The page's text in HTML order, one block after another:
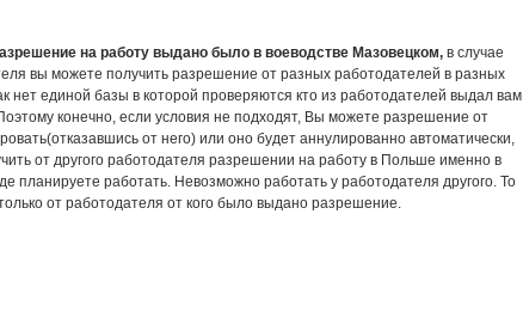
на работу выдано было в воеводстве Мазовецком, в случае
вы можете получить разрешение от разных работодателей в разных
нет единой базы в которой проверяются кто из работодателей выдал вам
конечно, если условия не подходят, Вы можете разрешение от
от него) или оно будет аннулированно автоматически,
от другого работодателя разрешении на работу в Польше именно в
планируете работать. Невозможно работать у работодателя другого. То
от работодателя от кого было выдано разрешение.